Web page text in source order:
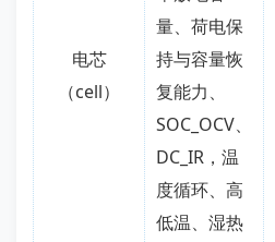
电芯
（cell）
量、荷电保
持与容量恢
复能力、
SOC_OCV、
DC_IR，温
度循环、高
低温、湿热